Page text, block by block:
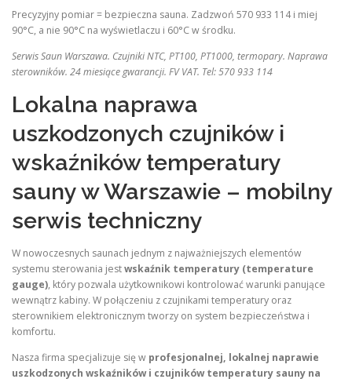
Precyzyjny pomiar = bezpieczna sauna. Zadzwoń 570 933 114 i miej
90°C, a nie 90°C na wyświetlaczu i 60°C w środku.
Serwis Saun Warszawa. Czujniki NTC, PT100, PT1000, termopary. Naprawa
sterowników. 24 miesiące gwarancji. FV VAT. Tel: 570 933 114
Lokalna naprawa
uszkodzonych czujników i
wskaźników temperatury
sauny w Warszawie – mobilny
serwis techniczny
W nowoczesnych saunach jednym z najważniejszych elementów
systemu sterowania jestwskaźnik temperatury (temperature
gauge), który pozwala użytkownikowi kontrolować warunki panujące
wewnątrz kabiny. W połączeniu z czujnikami temperatury oraz
sterownikiem elektronicznym tworzy on system bezpieczeństwa i
komfortu.
Nasza firma specjalizuje się w profesjonalnej, lokalnej naprawie
uszkodzonych wskaźników i czujników temperatury sauny na